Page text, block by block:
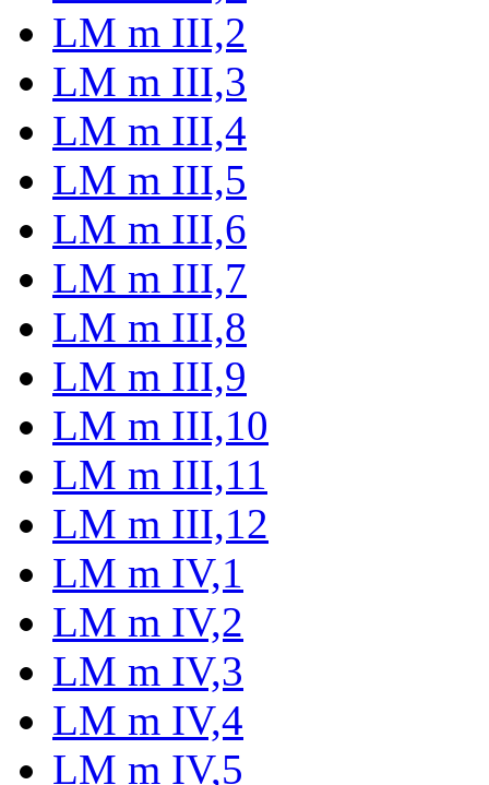
LM m III,2
LM m III,3
LM m III,4
LM m III,5
LM m III,6
LM m III,7
LM m III,8
LM m III,9
LM m III,10
LM m III,11
LM m III,12
LM m IV,1
LM m IV,2
LM m IV,3
LM m IV,4
LM m IV,5